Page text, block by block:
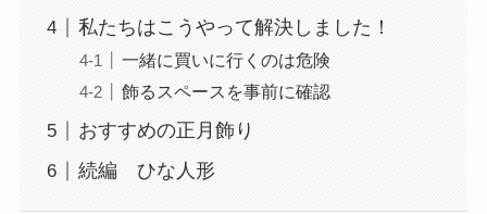
私たちはこうやって解決しました！
一緒に買いに行くのは危険
飾るスペースを事前に確認
おすすめの正月飾り
続編 ひな人形